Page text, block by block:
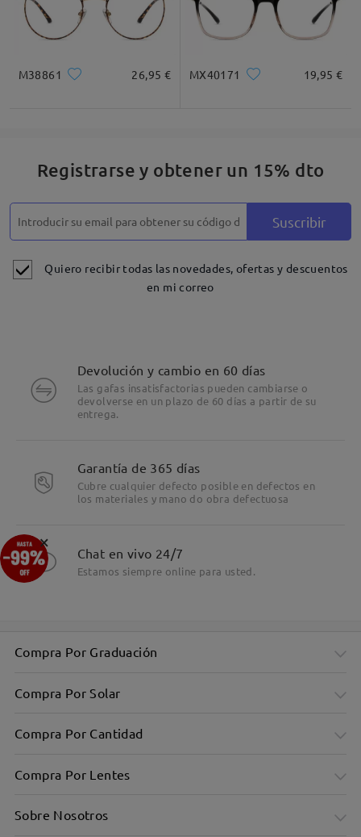
Descripción del Producto
M38861 26,95 € MX40171 19,95 €
Registrarse y obtener un 15% dto
Suscribir
Quiero recibir todas las novedades, ofertas y descuentos
en mi correo
Devolución y cambio en 60 días
Las gafas insatisfactorias pueden cambiarse o
devolverse en un plazo de 60 días a partir de su
entrega.
Garantía de 365 días
Cubre cualquier defecto posible en defectos en
los materiales y mano do obra defectuosa
Chat en vivo 24/7
Estamos siempre online para usted.
Compra Por Graduación
Compra Por Solar
Compra Por Cantidad
Compra Por Lentes
Sobre Nosotros
×